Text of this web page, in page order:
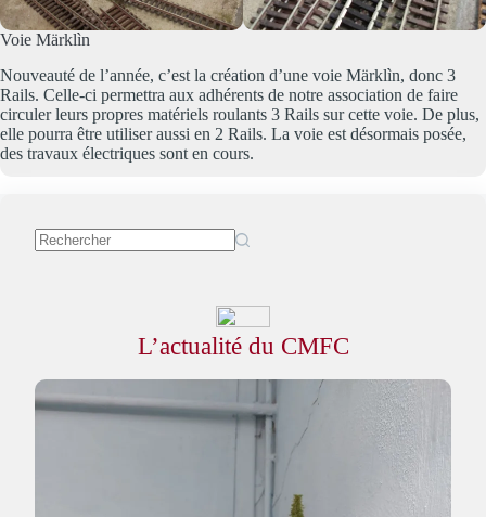
Voie Märklìn
Nouveauté de l’année, c’est la création d’une voie Märklìn, donc 3
Rails. Celle-ci permettra aux adhérents de notre association de faire
circuler leurs propres matériels roulants 3 Rails sur cette voie. De plus,
elle pourra être utiliser aussi en 2 Rails. La voie est désormais posée,
des travaux électriques sont en cours.
L’actualité du CMFC